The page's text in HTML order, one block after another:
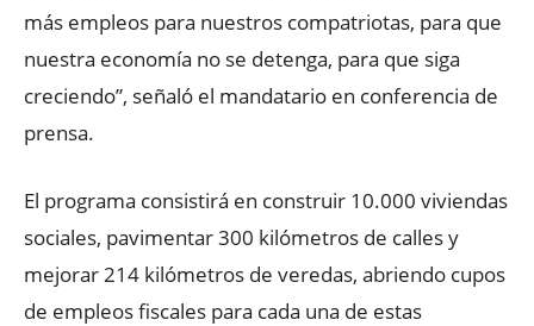
más empleos para nuestros compatriotas, para que
nuestra economía no se detenga, para que siga
creciendo”, señaló el mandatario en conferencia de
prensa.
El programa consistirá en construir 10.000 viviendas
sociales, pavimentar 300 kilómetros de calles y
mejorar 214 kilómetros de veredas, abriendo cupos
de empleos fiscales para cada una de estas